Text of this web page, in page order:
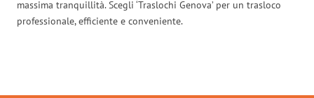
massima tranquillità. Scegli ‘Traslochi Genova’ per un trasloco
professionale, efficiente e conveniente.